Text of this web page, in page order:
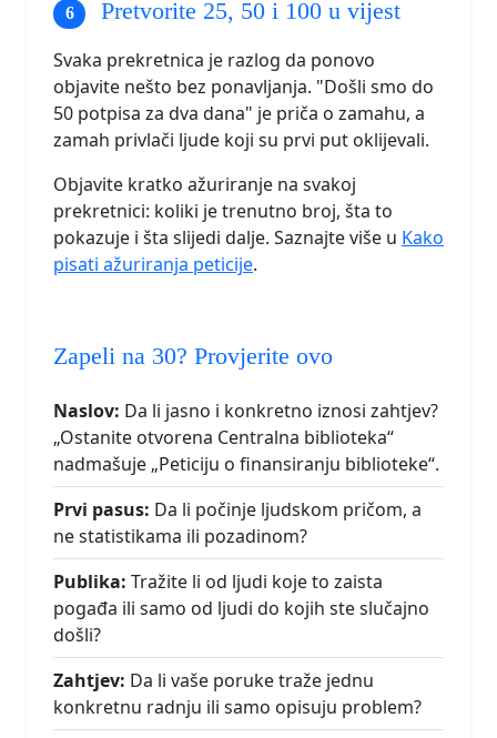
Pretvorite 25, 50 i 100 u vijest
Svaka prekretnica je razlog da ponovo
objavite nešto bez ponavljanja. "Došli smo do
50 potpisa za dva dana" je priča o zamahu, a
zamah privlači ljude koji su prvi put oklijevali.
Objavite kratko ažuriranje na svakoj
prekretnici: koliki je trenutno broj, šta to
pokazuje i šta slijedi dalje. Saznajte više u Kako
pisati ažuriranja peticije.
Zapeli na 30? Provjerite ovo
Naslov: Da li jasno i konkretno iznosi zahtjev?
„Ostanite otvorena Centralna biblioteka“
nadmašuje „Peticiju o finansiranju biblioteke“.
Prvi pasus: Da li počinje ljudskom pričom, a
ne statistikama ili pozadinom?
Publika: Tražite li od ljudi koje to zaista
pogađa ili samo od ljudi do kojih ste slučajno
došli?
Zahtjev: Da li vaše poruke traže jednu
konkretnu radnju ili samo opisuju problem?